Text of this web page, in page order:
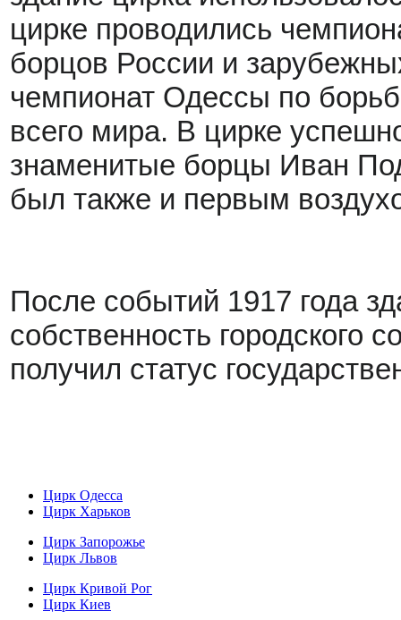
цирке проводились
борцов России и
чемпионат Одессы по
всего мира. В цирке
знаменитые борцы Иван
был также и первым
После событий 1917 года
собственность городского
получил статус
Цирк Одесса
Цирк Харьков
Цирк Запорожье
Цирк Львов
Цирк Кривой Рог
Цирк Киев